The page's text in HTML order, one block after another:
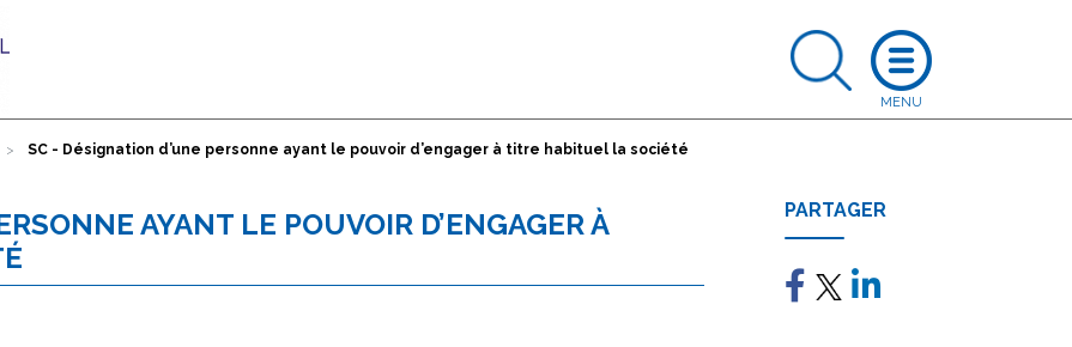
SC - Désignation d’une personne ayant le pouvoir d’engager à titre habituel la société
AYANT LE POUVOIR D’ENGAGER À
PARTAGER